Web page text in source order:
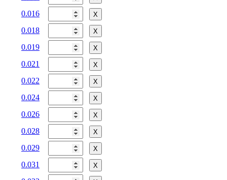
0.016 Х
0.018 Х
0.019 Х
0.021 Х
0.022 Х
0.024 Х
0.026 Х
0.028 Х
0.029 Х
0.031 Х